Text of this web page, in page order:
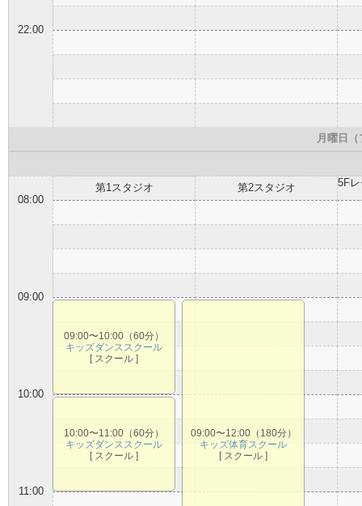
22:00
月曜日
第1スタジオ 第2スタジオ
5F
08:00
09:00
10:00
11:00
09:00〜10:00（60分）
キッズダンススクール
[ スクール ]
10:00〜11:00（60分）
キッズダンススクール
[ スクール ]
09:00〜12:00（180分）
キッズ体育スクール
[ スクール ]